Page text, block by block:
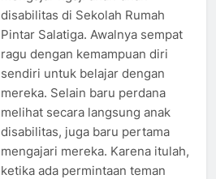
disabilitas di Sekolah Rumah
Pintar Salatiga. Awalnya sempat
ragu dengan kemampuan diri
sendiri untuk belajar dengan
mereka. Selain baru perdana
melihat secara langsung anak
disabilitas, juga baru pertama
mengajari mereka. Karena itulah,
ketika ada permintaan teman